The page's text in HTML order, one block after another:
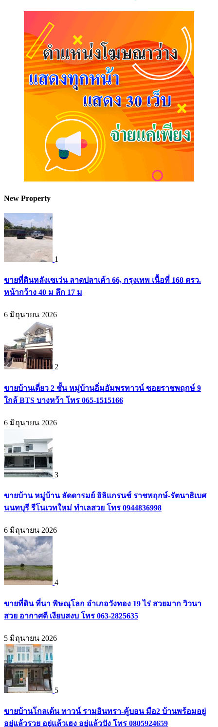
New Property
1
ขายที่ดินหลังเซเว่น ลาดปลาเค้า 66, กรุงเทพ เนื้อที่ 168 ตรว.
หน้ากว้าง 40 ม ลึก 17 ม
6 มิถุนายน 2026
2
ขายบ้านเดี่ยว 2 ชั้น หมู่บ้านอิ่มอัมพรทาวน์ ซอยราชพฤกษ์ 9
ใกล้ BTS บางหว้า โทร 065-1515166
6 มิถุนายน 2026
3
ขายบ้าน หมู่บ้าน ลัดดารมย์ อิลิแกรนช์ ราชพฤกษ์-รัตนาธิเบศ
นนทบุรี รีโนเวทใหม่ ทำเลสวย โทร 0944836998
6 มิถุนายน 2026
4
ขายที่ดิน ที่นา พิษณุโลก อำเภอวังทอง 19 ไร่ สวยมาก วิวนา
สวย อากาศดี เงียบสงบ โทร 063-2825635
5 มิถุนายน 2026
5
ขายบ้านโกลเด้น ทาวน์ รามอินทรา-คู้บอน มือ2 บ้านพร้อมอยู่
อยู่แล้วรวย อยู่แล้วเฮง อยู่แล้วปัง โทร 0805924659